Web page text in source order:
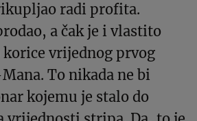
radi profita.
a čak je i vlastito
korice vrijednog prvog
To nikada ne bi
kojemu je stalo do